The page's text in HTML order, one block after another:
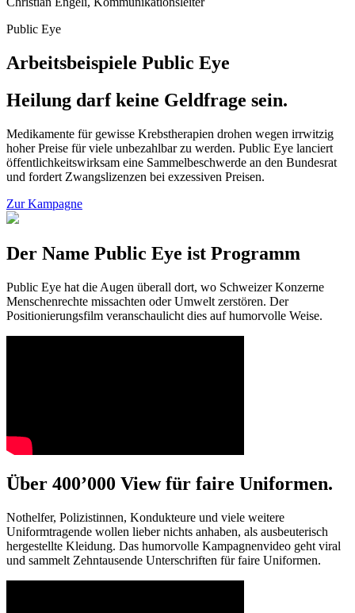
Public Eye
Arbeitsbeispiele Public Eye
Heilung darf keine Geldfrage sein.
Medikamente für gewisse Krebstherapien drohen wegen irrwitzig
hoher Preise für viele unbezahlbar zu werden. Public Eye lanciert
öffentlichkeitswirksam eine Sammelbeschwerde an den Bundesrat
und fordert Zwangslizenzen bei exzessiven Preisen.
Zur Kampagne
Der Name Public Eye ist Programm
Public Eye hat die Augen überall dort, wo Schweizer Konzerne
Menschenrechte missachten oder Umwelt zerstören. Der
Positionierungsfilm veranschaulicht dies auf humorvolle Weise.
Über 400’000 View für faire Uniformen.
Nothelfer, Polizistinnen, Kondukteure und viele weitere
Uniformtragende wollen lieber nichts anhaben, als ausbeuterisch
hergestellte Kleidung. Das humorvolle Kampagnenvideo geht viral
und sammelt Zehntausende Unterschriften für faire Uniformen.